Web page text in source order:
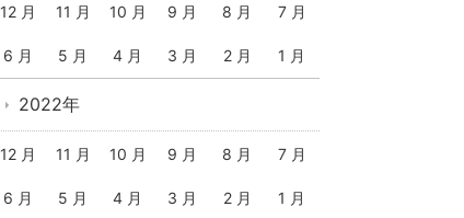
12 月 11 月 10 月 9 月 8 月 7 月
6 月 5 月 4 月 3 月 2 月 1 月
2022年
12 月 11 月 10 月 9 月 8 月 7 月
6 月 5 月 4 月 3 月 2 月 1 月